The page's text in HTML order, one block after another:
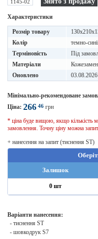
1145-02
Характеристики
Розмір товару
Колір
темно-
Терміновість
Під
Матеріали
Оновлено
Мінімально-рекомендоване
Ціна: 266 46 грн
* ціна буде вищою, якщо кількість
замовлення. Точну ціну можна
+ нанесення на запит (тиснення ST)
Залишок
0 шт
Варіанти нанесення:
- тиснення ST
- шовкодрук S7